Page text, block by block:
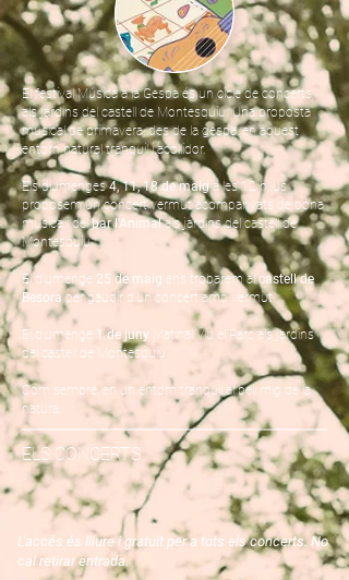
El festival Música a la Gespa és un cicle de concerts,
als jardins del castell de Montesquiu. Una proposta
musical de primavera, des de la gespa, en aquest
entorn natural tranquil i acollidor.
Els diumenges4, 11, 18 de maiga les 12 h, us
proposem un concert vermut acompanyats de bona
música i delbar l'Animalals jardins del castell de
Montesquiu.
El diumenge 25 de maig ens trobarem alcastell de
Besora per gaudir d' un concert amb vermut.
El diumenge 1 de juny
Matinal Viu el Parc als jardins
del castell de Montesquiu
Com sempre, en un entorn tranquil al bell mig de la
natura.
ELS CONCERTS
L'accés és lliure i gratuït per a tots els concerts. No
cal retirar entrada.